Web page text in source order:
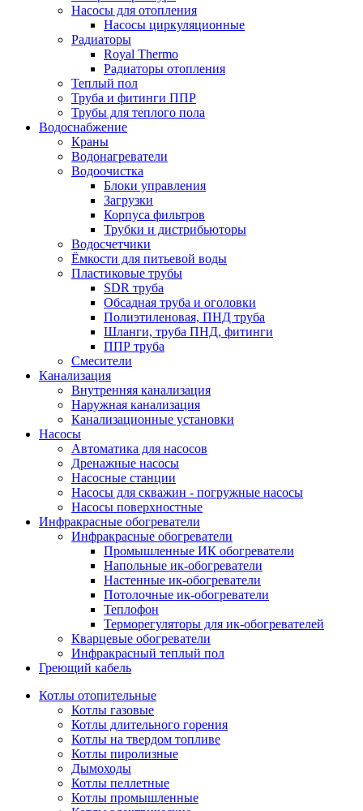
Насосы для отопления
Насосы циркуляционные
Радиаторы
Royal Thermo
Радиаторы отопления
Теплый пол
Труба и фитинги ППР
Трубы для теплого пола
Водоснабжение
Краны
Водонагреватели
Водоочистка
Блоки управления
Загрузки
Корпуса фильтров
Трубки и дистрибьюторы
Водосчетчики
Ёмкости для питьевой воды
Пластиковые трубы
SDR труба
Обсадная труба и оголовки
Полиэтиленовая, ПНД труба
Шланги, труба ПНД, фитинги
ППР труба
Смесители
Канализация
Внутренняя канализация
Наружная канализация
Канализационные установки
Насосы
Автоматика для насосов
Дренажные насосы
Насосные станции
Насосы для скважин - погружные насосы
Насосы поверхностные
Инфракрасные обогреватели
Инфракрасные обогреватели
Промышленные ИК обогреватели
Напольные ик-обогреватели
Настенные ик-обогреватели
Потолочные ик-обогреватели
Теплофон
Терморегуляторы для ик-обогревателей
Кварцевые обогреватели
Инфракрасный теплый пол
Греющий кабель
Котлы отопительные
Котлы газовые
Котлы длительного горения
Котлы на твердом топливе
Котлы пиролизные
Дымоходы
Котлы пеллетные
Котлы промышленные